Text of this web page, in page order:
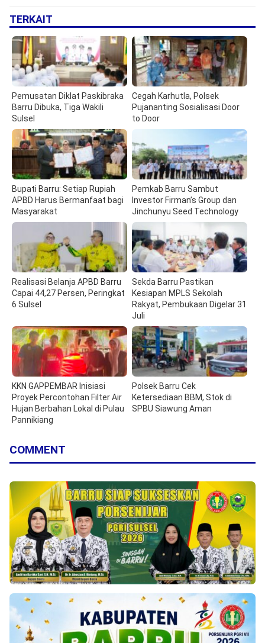
TERKAIT
Pemusatan Diklat Paskibraka
Barru Dibuka, Tiga Wakili
Sulsel
Cegah Karhutla, Polsek
Pujananting Sosialisasi Door
to Door
Bupati Barru: Setiap Rupiah
APBD Harus Bermanfaat bagi
Masyarakat
Pemkab Barru Sambut
Investor Firman’s Group dan
Jinchunyu Seed Technology
Realisasi Belanja APBD Barru
Capai 44,27 Persen, Peringkat
6 Sulsel
Sekda Barru Pastikan
Kesiapan MPLS Sekolah
Rakyat, Pembukaan Digelar 31
Juli
KKN GAPPEMBAR Inisiasi
Proyek Percontohan Filter Air
Hujan Berbahan Lokal di Pulau
Pannikiang
Polsek Barru Cek
Ketersediaan BBM, Stok di
SPBU Siawung Aman
COMMENT